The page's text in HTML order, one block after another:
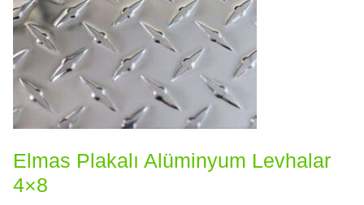
Elmas Plakalı Alüminyum Levhalar
4×8